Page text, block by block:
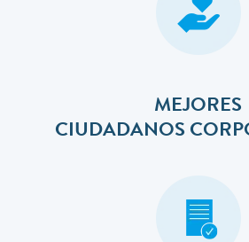
MEJORES
​​​​​​​CIUDADANOS